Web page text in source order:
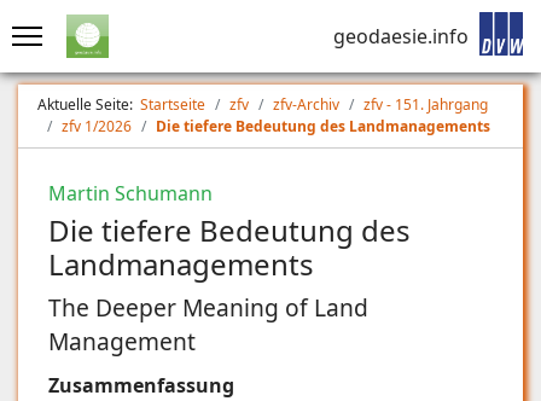
geodaesie.info
Aktuelle Seite: Startseite zfv zfv-Archiv
zfv - 151. Jahrgang
zfv 1/2026
Die tiefere Bedeutung des Landmanagements
Martin Schumann
Die tiefere Bedeutung des
Landmanagements
The Deeper Meaning of Land
Management
Zusammenfassung